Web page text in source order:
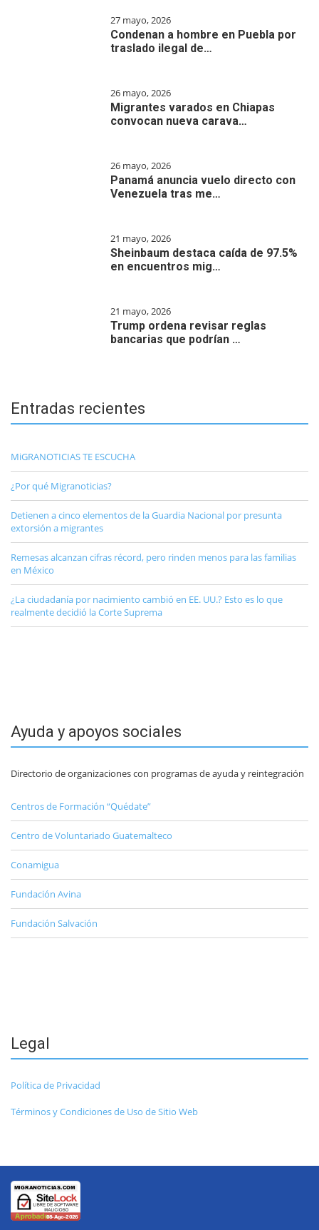
27 mayo, 2026
Condenan a hombre en Puebla por
traslado ilegal de…
26 mayo, 2026
Migrantes varados en Chiapas
convocan nueva carava…
26 mayo, 2026
Panamá anuncia vuelo directo con
Venezuela tras me…
21 mayo, 2026
Sheinbaum destaca caída de 97.5%
en encuentros mig…
21 mayo, 2026
Trump ordena revisar reglas
bancarias que podrían …
Entradas recientes
MiGRANOTICIAS TE ESCUCHA
¿Por qué Migranoticias?
Detienen a cinco elementos de la Guardia Nacional por presunta
extorsión a migrantes
Remesas alcanzan cifras récord, pero rinden menos para las familias
en México
¿La ciudadanía por nacimiento cambió en EE. UU.? Esto es lo que
realmente decidió la Corte Suprema
Ayuda y apoyos sociales
Directorio de organizaciones con programas de ayuda y reintegración
Centros de Formación “Quédate”
Centro de Voluntariado Guatemalteco
Conamigua
Fundación Avina
Fundación Salvación
Legal
Política de Privacidad
Términos y Condiciones de Uso de Sitio Web